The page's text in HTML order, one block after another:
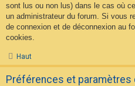
sont lus ou non lus) dans le cas où
un administrateur du forum. Si vous
de connexion et de déconnexion au
cookies.
Haut
Préférences et